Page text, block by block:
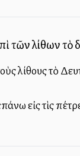
τῶν λίθων
λίθους τὸ
εἰς τὶς